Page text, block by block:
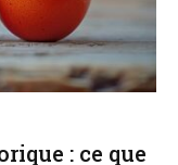
: ce que